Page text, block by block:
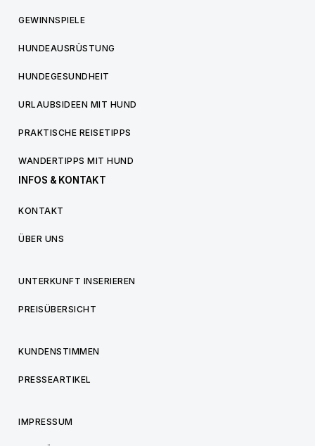
GEWINNSPIELE
HUNDEAUSRÜSTUNG
HUNDEGESUNDHEIT
URLAUBSIDEEN MIT HUND
PRAKTISCHE REISETIPPS
WANDERTIPPS MIT HUND
INFOS & KONTAKT
KONTAKT
ÜBER UNS
UNTERKUNFT INSERIEREN
PREISÜBERSICHT
KUNDENSTIMMEN
PRESSEARTIKEL
IMPRESSUM